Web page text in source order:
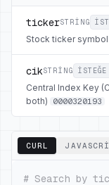
tickerSTRING
Stock ticker
cikSTRING
Central Index Key
both)
0000320193
CURL
# Search by